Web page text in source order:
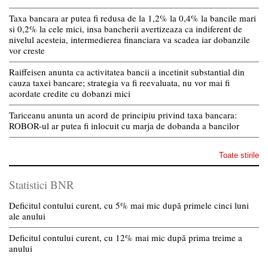
Taxa bancara ar putea fi redusa de la 1,2% la 0,4% la bancile mari
si 0,2% la cele mici, insa bancherii avertizeaza ca indiferent de
nivelul acesteia, intermedierea financiara va scadea iar dobanzile
vor creste
Raiffeisen anunta ca activitatea bancii a incetinit substantial din
cauza taxei bancare; strategia va fi reevaluata, nu vor mai fi
acordate credite cu dobanzi mici
Tariceanu anunta un acord de principiu privind taxa bancara:
ROBOR-ul ar putea fi inlocuit cu marja de dobanda a bancilor
Toate stirile
Statistici BNR
Deficitul contului curent, cu 5% mai mic după primele cinci luni
ale anului
Deficitul contului curent, cu 12% mai mic după prima treime a
anului